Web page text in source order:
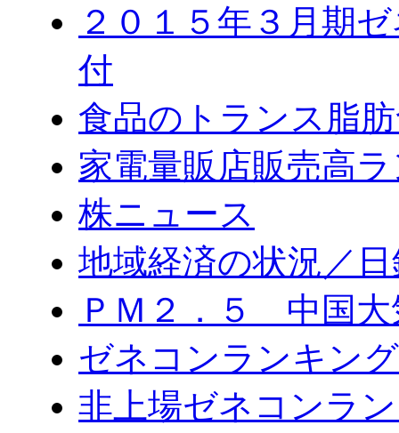
２０１５年３月期
付
食品のトランス脂
家電量販店販売高
株ニュース
地域経済の状況／
ＰＭ２．５ 中国大
ゼネコンランキン
非上場ゼネコンラ